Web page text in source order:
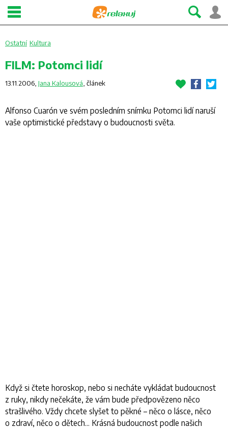
Ostatní Kultura
FILM: Potomci lidí
13.11.2006, Jana Kalousová článek
Alfonso Cuarón ve svém posledním snímku Potomci lidí naruší
vaše optimistické představy o budoucnosti světa.
Když si čtete horoskop, nebo si necháte vykládat budoucnost
z ruky, nikdy nečekáte, že vám bude předpovězeno něco
strašlivého. Vždy chcete slyšet to pěkné – něco o lásce, něco
o zdraví, něco o dětech... Krásná budoucnost podle našich